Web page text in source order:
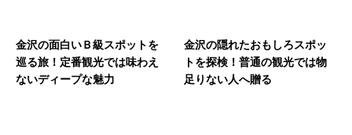
金沢の面白いＢ級スポットを
巡る旅！定番観光では味わえ
ないディープな魅力
金沢の隠れたおもしろスポッ
トを探検！普通の観光では物
足りない人へ贈る